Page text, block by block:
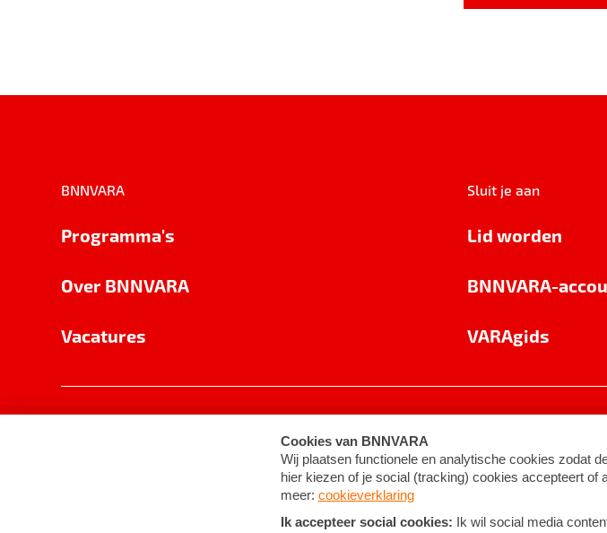
BNNVARA
Programma's
Over BNNVARA
Vacatures
Sluit je aan
Lid worden
BNNVARA-
VARAgids
Cookie-instellingen Algemene voorwaarden ©2026